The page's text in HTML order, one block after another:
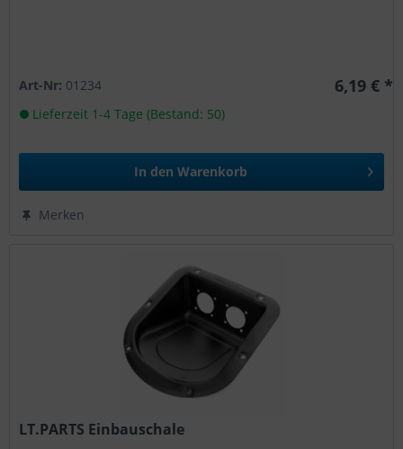
Art-Nr: 01234 6,19 € *
Lieferzeit 1-4 Tage (Bestand: 50)
In den Warenkorb
Merken
LT.PARTS Einbauschale